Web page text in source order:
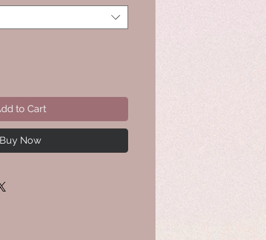
to Cart
Buy Now